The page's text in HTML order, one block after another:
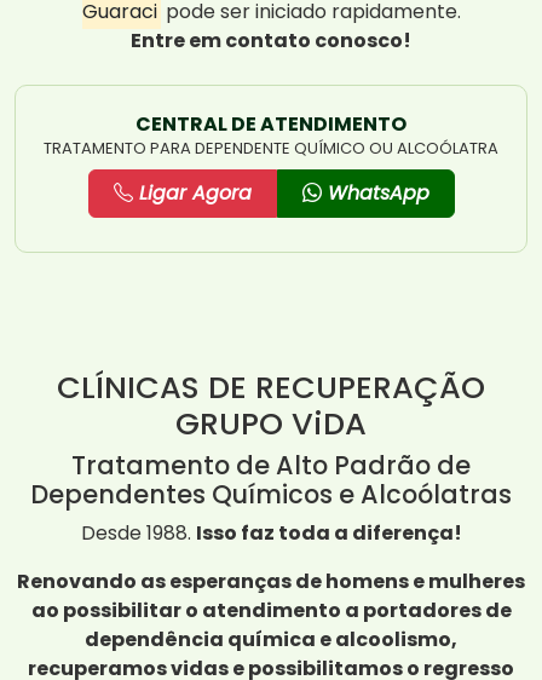
Guaraci pode ser iniciado rapidamente.
Entre em contato conosco!
CENTRAL DE ATENDIMENTO
TRATAMENTO PARA DEPENDENTE QUÍMICO OU ALCOÓLATRA
Ligar Agora WhatsApp
CLÍNICAS DE RECUPERAÇÃO
GRUPO ViDA
Tratamento de Alto Padrão de
Dependentes Químicos e Alcoólatras
Desde 1988. Isso faz toda a diferença!
Renovando as esperanças de homens e mulheres
ao possibilitar o atendimento a portadores de
dependência química e alcoolismo,
recuperamos vidas e possibilitamos o regresso